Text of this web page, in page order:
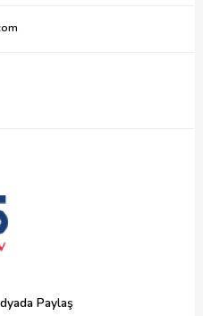
Paylaş